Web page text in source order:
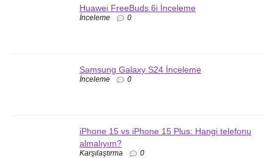
Huawei FreeBuds 6i İnceleme
İnceleme 0
Samsung Galaxy S24 İnceleme
İnceleme 0
iPhone 15 vs iPhone 15 Plus: Hangi telefonu
almalıyım?
Karşılaştırma 0